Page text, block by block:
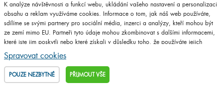
Vytvořilo studioCZECHGROUP.cz
© 2009 - 2025 Koupelnový nábytek Dřevojas v. d.,
K analýze návštěvnosti a funkcí webu, ukládání vašeho nastavení a personalizaci
obsahu a reklam využíváme cookies. Informace o tom, jak náš web používáte,
sdílíme se svými partnery pro sociální média, inzerci a analýzy, kteří mohou být
ze zemí mimo EU. Partneři tyto údaje mohou zkombinovat s dalšími informacemi,
které jste jim poskytli nebo které získali v důsledku toho, že používáte jejich
služby.
Podrobné informace
Spravovat cookies
POUZE NEZBYTNÉ PŘIJMOUT VŠE